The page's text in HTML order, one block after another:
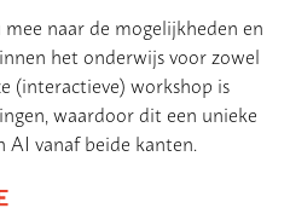
naar de mogelijkheden en
het onderwijs voor zowel
(interactieve) workshop is
waardoor dit een unieke
AI vanaf beide kanten.